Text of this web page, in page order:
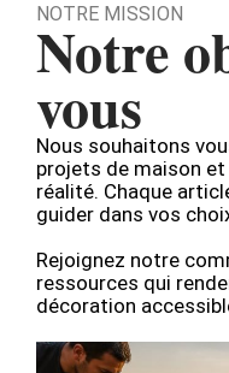
NOTRE MISSION
Notre
vous
Nous souhaitons
projets de maison
réalité. Chaque
guider dans vos
Rejoignez notre
ressources qui
décoration